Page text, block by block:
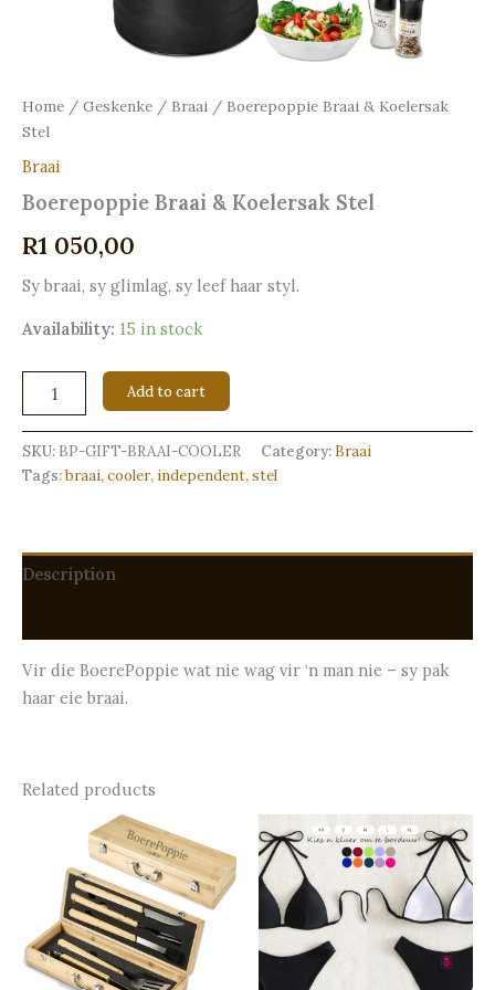
Home / Geskenke / Braai / Boerepoppie Braai & Koelersak
Stel
Braai
Boerepoppie Braai & Koelersak Stel
R1 050,00
Sy braai, sy glimlag, sy leef haar styl.
Availability: 15 in stock
Add to cart
SKU: BP-GIFT-BRAAI-COOLER Category: Braai
Tags:braai,cooler, independent,stel
Description
Vir die BoerePoppie wat nie wag vir ‘n man nie – sy pak
haar eie braai.
Related products